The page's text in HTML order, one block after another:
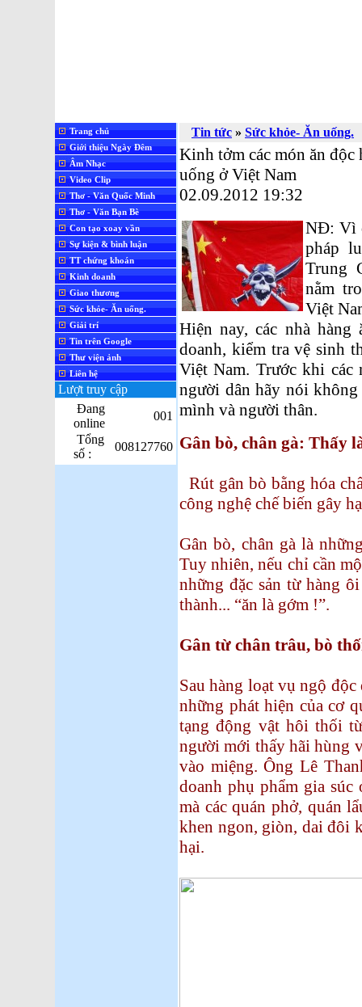
Trang chủ
Giới thiệu Ngày Đêm
Âm Nhạc
Video Clip
Thơ - Văn Quốc Minh
Thơ - Văn Bạn Bè
Con tạo xoay vần
Sự kiện & bình luận
TT chứng khoán
Kinh doanh
Giao thương
Sức khỏe- Ăn uống.
Giải trí
Tin trên Google
Thư viện ảnh
Liên hệ
Lượt truy cập
Đang
online
001
Tổng
số :
008127760
Tin tức » Sức khỏe- Ăn uống.
Kinh tởm các món ăn độc
uống ở Việt Nam
02.09.2012 19:32
NĐ: Vì
pháp
Trung
nằm
Việt
Hiện nay, các nhà
doanh, kiểm tra vệ sinh
Việt Nam. Trước khi các
người dân hãy nói
mình và người thân.
Gân bò, chân gà: Thấy
Rút gân bò bằng hóa
công nghệ chế biến gây
Gân bò, chân gà là
Tuy nhiên, nếu chỉ cần
những đặc sản từ hàng
thành... “ăn là gớm !”.
Gân từ chân trâu, bò
Sau hàng loạt vụ ngộ
những phát hiện của cơ
tạng động vật hôi thối
người mới thấy hãi hùng
vào miệng. Ông Lê
doanh phụ phẩm gia
mà các quán phở, quán
khen ngon, giòn, dai đôi
hại.